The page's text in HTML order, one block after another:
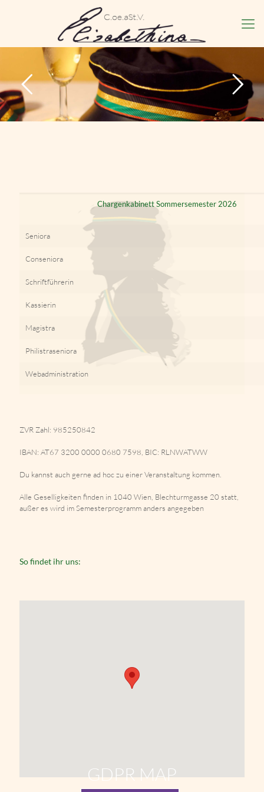
Chargenkabinett Sommersemester 2026
Seniora
Conseniora
Schriftführerin
Kassierin
Magistra
Philistraseniora
Webadministration
ZVR Zahl: 985250842
IBAN: AT67 3200 0000 0680 7598, BIC: RLNWATWW
Du kannst auch gerne ad hoc zu einer Veranstaltung kommen.
Alle Geselligkeiten finden in 1040 Wien, Blechturmgasse 20 statt,
außer es wird im Semesterprogramm anders angegeben
So findet ihr uns:
GDPR MAP